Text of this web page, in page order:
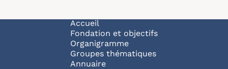
Navigation principale
Accueil
Fondation et objectifs
Organigramme
Groupes thématiques
Annuaire